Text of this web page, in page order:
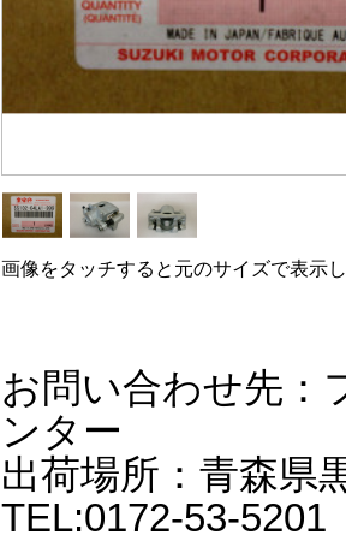
画像をタッチすると元のサイズで表示
お問い合わせ先：
ンター
出荷場所：青森県
TEL:0172-53-